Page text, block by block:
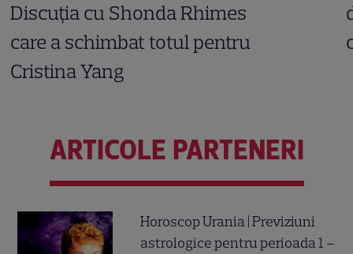
Discuția cu Shonda Rhimes
care a schimbat totul pentru
Cristina Yang
ARTICOLE PARTENERI
Horoscop Urania | Previziuni
astrologice pentru perioada 1 –